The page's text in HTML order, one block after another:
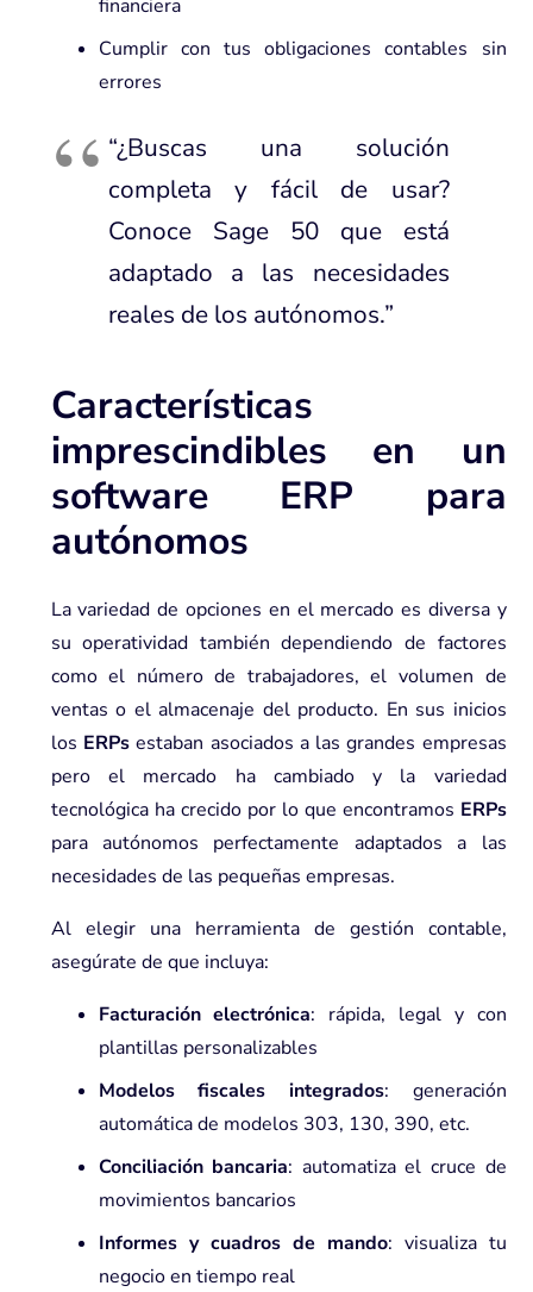
financiera
Cumplir con tus obligaciones contables sin
errores
“¿Buscas una solución
completa y fácil de usar?
Conoce Sage 50que está
adaptado a las necesidades
reales de los autónomos.”
Características
imprescindibles en un
software ERP para
autónomos
La variedad de opciones en el mercado es diversa y
su operatividad también dependiendo de factores
como el número de trabajadores, el volumen de
ventas o el almacenaje del producto. En sus inicios
los ERPsestaban asociados a las grandes empresas
pero el mercado ha cambiado y la variedad
tecnológica ha crecido por lo que encontramos ERPs
para autónomos perfectamente adaptados a las
necesidades de las pequeñas empresas.
Al elegir una herramienta de gestión contable,
asegúrate de que incluya:
Facturación electrónica: rápida, legal y con
plantillas personalizables
Modelos fiscales integrados: generación
automática de modelos 303, 130, 390, etc.
Conciliación bancaria: automatiza el cruce de
movimientos bancarios
Informes y cuadros de mando: visualiza tu
negocio en tiempo real